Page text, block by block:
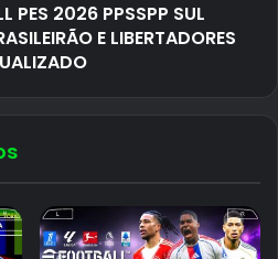
PES 2026 PPSSPP SUL
E LIBERTADORES